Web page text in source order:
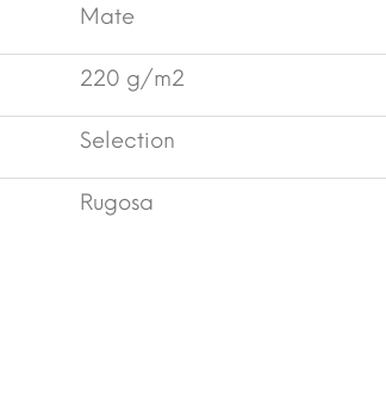
Mate
220 g/m2
Selection
Rugosa